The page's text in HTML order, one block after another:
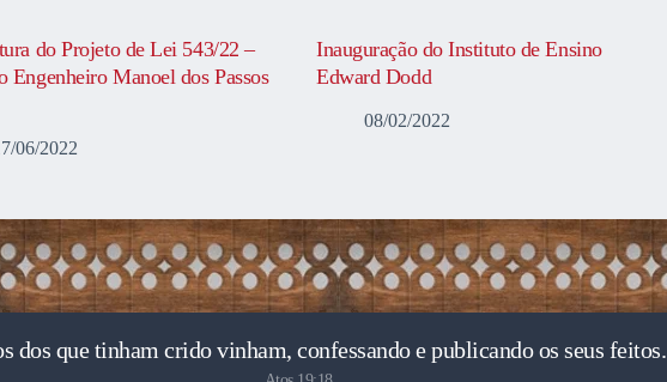
do Projeto de Lei 543/22 –
Engenheiro Manoel dos Passos
06/2022
Inauguração do Instituto de Ensino
Edward Dodd
08/02/2022
dos que tinham crido vinham, confessando e publicando os seus feitos.